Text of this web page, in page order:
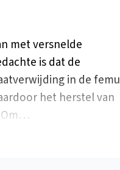
met versnelde
is dat de
in de
het herstel van
Om…